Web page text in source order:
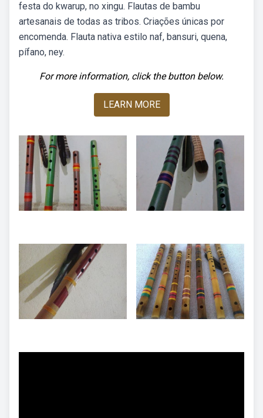
festa do kwarup, no xingu. Flautas de bambu
artesanais de todas as tribos. Criações únicas por
encomenda. Flauta nativa estilo naf, bansuri, quena,
pífano, ney.
For more information, click the button below.
LEARN MORE